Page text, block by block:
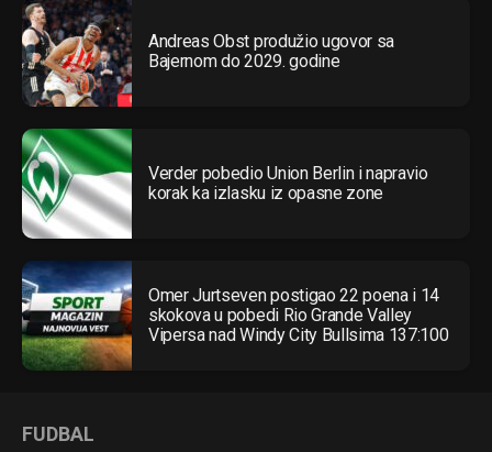
Andreas Obst produžio ugovor sa
Bajernom do 2029. godine
Verder pobedio Union Berlin i napravio
korak ka izlasku iz opasne zone
Omer Jurtseven postigao 22 poena i 14
skokova u pobedi Rio Grande Valley
Vipersa nad Windy City Bullsima 137:100
FUDBAL